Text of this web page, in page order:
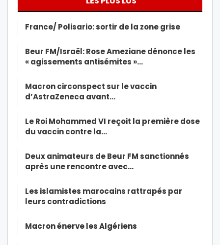
France/ Polisario: sortir de la zone grise
Beur FM/Israël: Rose Ameziane dénonce les
« agissements antisémites »…
Macron circonspect sur le vaccin
d’AstraZeneca avant…
Le Roi Mohammed VI reçoit la première dose
du vaccin contre la…
Deux animateurs de Beur FM sanctionnés
après une rencontre avec…
Les islamistes marocains rattrapés par
leurs contradictions
Macron énerve les Algériens